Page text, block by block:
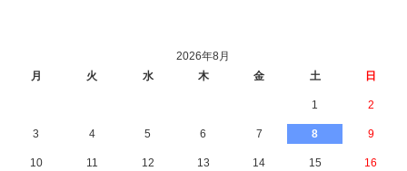
2026年8月
月
火 水 木 金 土 日
1 2
3 4 5 6 7 8 9
10 11 12 13 14 15 16